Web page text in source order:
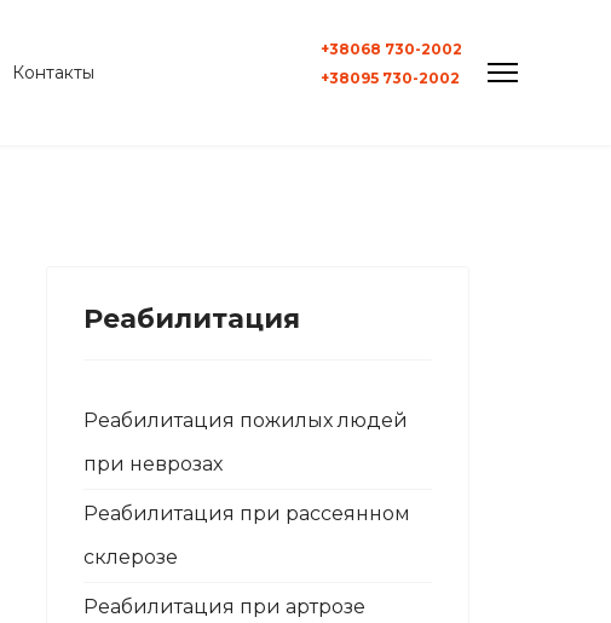
Контакты
+38068 730-2002
+38095 730-2002
Реабилитация
Реабилитация пожилых людей
при неврозах
Реабилитация при рассеянном
склерозе
Реабилитация при артрозе